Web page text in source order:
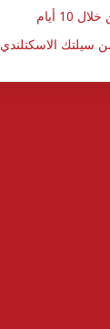
أيام
سيلتك الاسكتلندي